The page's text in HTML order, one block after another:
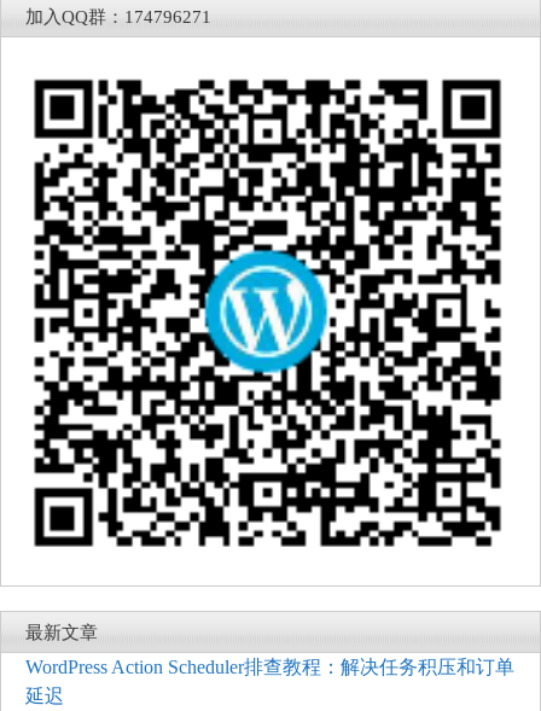
加入QQ群：174796271
最新文章
WordPress Action Scheduler排查教程：解决任务积压和订单
延迟